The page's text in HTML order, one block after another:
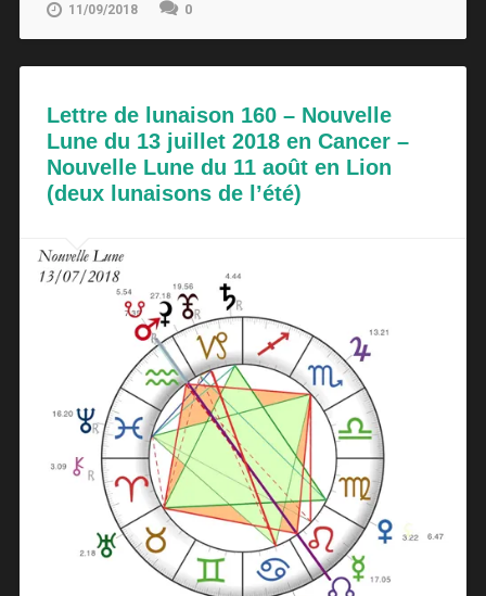
11/09/2018 0
Lettre de lunaison 160 – Nouvelle
Lune du 13 juillet 2018 en Cancer –
Nouvelle Lune du 11 août en Lion
(deux lunaisons de l’été)